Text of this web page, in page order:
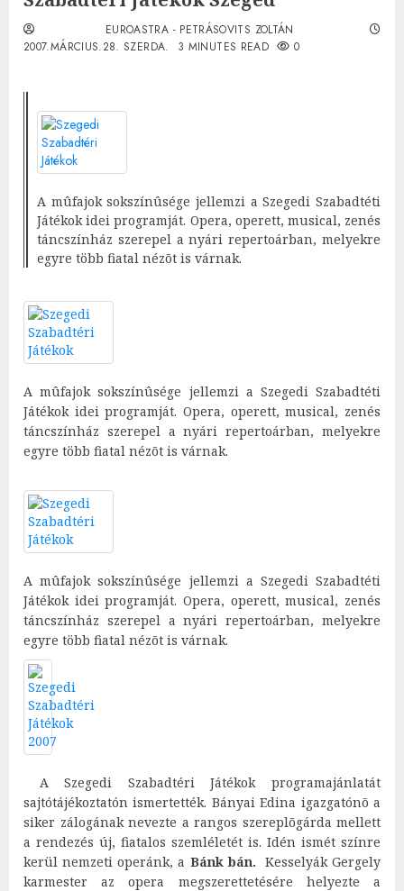
EUROASTRA - PETRÁSOVITS ZOLTÁN
2007.MÁRCIUS.28. SZERDA.
3 MINUTES READ 0
A mûfajok sokszínûsége jellemzi a Szegedi Szabadtéti
Játékok idei programját. Opera, operett, musical, zenés
táncszínház szerepel a nyári repertoárban, melyekre
egyre több fiatal nézõt is várnak.
A mûfajok sokszínûsége jellemzi a Szegedi Szabadtéti
Játékok idei programját. Opera, operett, musical, zenés
táncszínház szerepel a nyári repertoárban, melyekre
egyre több fiatal nézõt is várnak.
A mûfajok sokszínûsége jellemzi a Szegedi Szabadtéti
Játékok idei programját. Opera, operett, musical, zenés
táncszínház szerepel a nyári repertoárban, melyekre
egyre több fiatal nézõt is várnak.
A Szegedi Szabadtéri Játékok programajánlatát
sajtótájékoztatón ismertették. Bányai Edina igazgatónõ a
siker zálogának nevezte a rangos szereplõgárda mellett
a rendezés új, fiatalos szemléletét is. Idén ismét színre
kerül nemzeti operánk, a Bánk bán. Kesselyák Gergely
karmester az opera megszerettetésére helyezte a